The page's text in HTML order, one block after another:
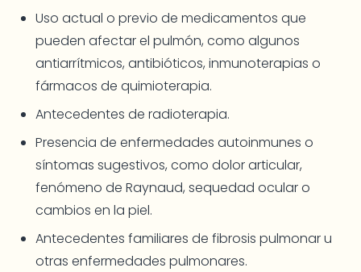
Uso actual o previo de medicamentos que
pueden afectar el pulmón, como algunos
antiarrítmicos, antibióticos, inmunoterapias o
fármacos de quimioterapia.
Antecedentes de radioterapia.
Presencia de enfermedades autoinmunes o
síntomas sugestivos, como dolor articular,
fenómeno de Raynaud, sequedad ocular o
cambios en la piel.
Antecedentes familiares de fibrosis pulmonar u
otras enfermedades pulmonares.